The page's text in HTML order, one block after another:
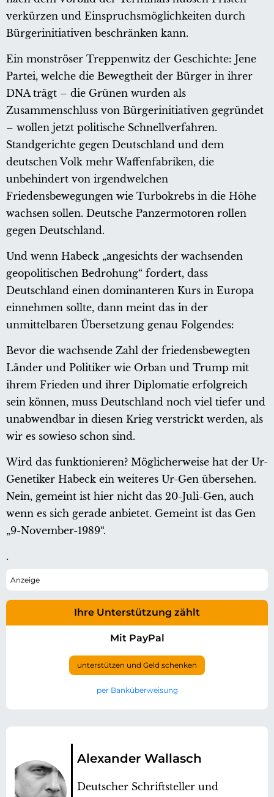
verkürzen und Einspruchsmöglichkeiten durch
Bürgerinitiativen beschränken kann.
Ein monströser Treppenwitz der Geschichte: Jene
Partei, welche die Bewegtheit der Bürger in ihrer
DNA trägt – die Grünen wurden als
Zusammenschluss von Bürgerinitiativen gegründet
– wollen jetzt politische Schnellverfahren.
Standgerichte gegen Deutschland und dem
deutschen Volk mehr Waffenfabriken, die
unbehindert von irgendwelchen
Friedensbewegungen wie Turbokrebs in die Höhe
wachsen sollen. Deutsche Panzermotoren rollen
gegen Deutschland.
Und wenn Habeck „angesichts der wachsenden
geopolitischen Bedrohung“ fordert, dass
Deutschland einen dominanteren Kurs in Europa
einnehmen sollte, dann meint das in der
unmittelbaren Übersetzung genau Folgendes:
Bevor die wachsende Zahl der friedensbewegten
Länder und Politiker wie Orban und Trump mit
ihrem Frieden und ihrer Diplomatie erfolgreich
sein können, muss Deutschland noch viel tiefer und
unabwendbar in diesen Krieg verstrickt werden, als
wir es sowieso schon sind.
Wird das funktionieren? Möglicherweise hat der Ur-
Genetiker Habeck ein weiteres Ur-Gen übersehen.
Nein, gemeint ist hier nicht das 20-Juli-Gen, auch
wenn es sich gerade anbietet. Gemeint ist das Gen
„9-November-1989“.
.
Ihre Unterstützung zählt
Mit PayPal
unterstützen und Geld schenken
per Banküberweisung
Alexander Wallasch
Deutscher Schriftsteller und